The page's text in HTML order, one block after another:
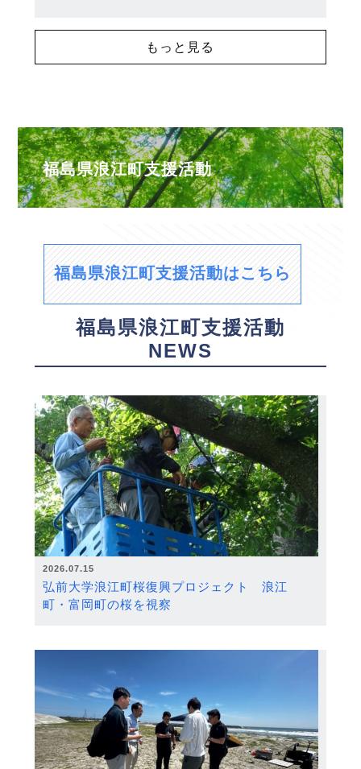
もっと見る
福島県浪江町支援活動
福島県浪江町支援活動はこちら
福島県浪江町支援活動
NEWS
2026.07.15
弘前大学浪江町桜復興プロジェクト 浪江
町・富岡町の桜を視察